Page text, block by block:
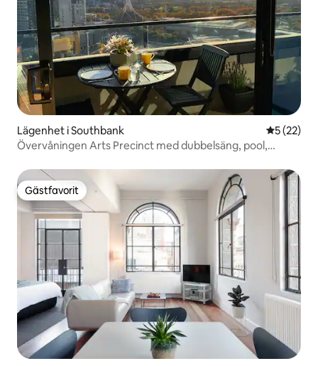
Lägenhet i Southbank 5 av 5 i
5 (22)
Övervåningen Arts Precinct med dubbelsäng, pool,
Gästfavorit
Gästfavorit